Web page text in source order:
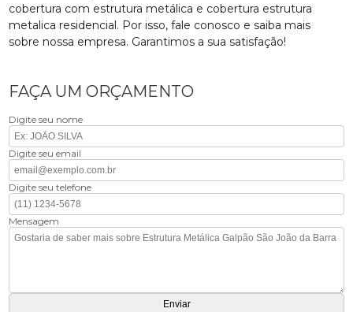
cobertura com estrutura metálica e cobertura estrutura
metalica residencial. Por isso, fale conosco e saiba mais
sobre nossa empresa. Garantimos a sua satisfação!
FAÇA UM ORÇAMENTO
Digite seu nome
Digite seu email
Digite seu telefone
Mensagem